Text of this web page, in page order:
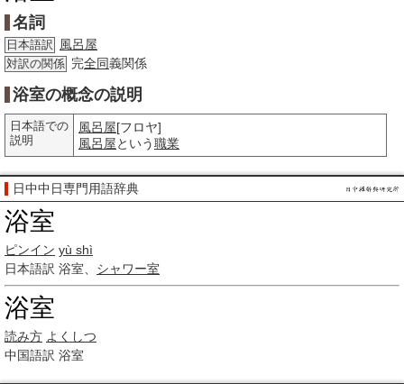
名詞
日本語訳 風呂屋
対訳の関係 完全同義関係
浴室の概念の説明
日本語での
説明
風呂屋[フロヤ]
風呂屋という職業
日中中日専門用語辞典
浴室
ピンイン yù shì
日本語訳 浴室、 シャワー室
浴室
読み方 よくしつ
中国語訳 浴室